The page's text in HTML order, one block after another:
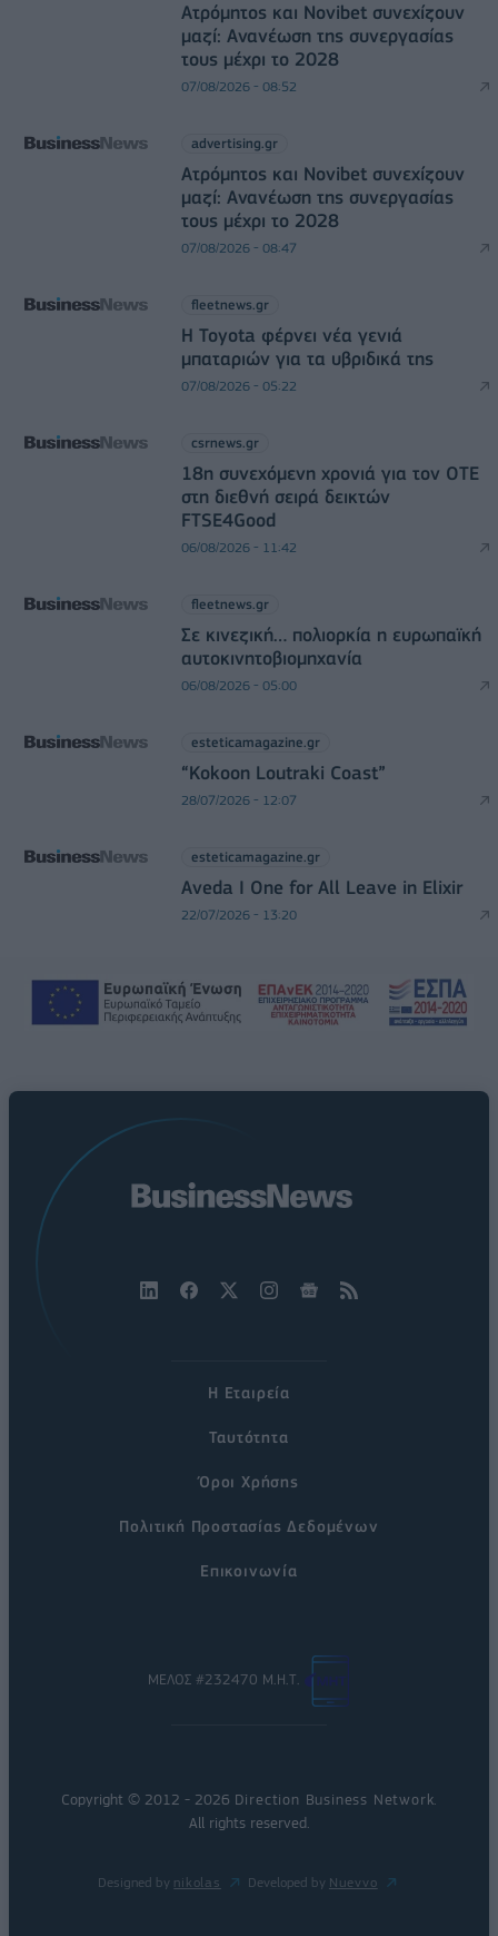
Ατρόμητος και Novibet συνεχίζουν
μαζί: Ανανέωση της συνεργασίας
τους μέχρι το 2028
07/08/2026 - 08:52
advertising.gr
Ατρόμητος και Novibet συνεχίζουν
μαζί: Ανανέωση της συνεργασίας
τους μέχρι το 2028
07/08/2026 - 08:47
fleetnews.gr
Η Toyota φέρνει νέα γενιά
μπαταριών για τα υβριδικά της
07/08/2026 - 05:22
csrnews.gr
18η συνεχόμενη χρονιά για τον ΟΤΕ
στη διεθνή σειρά δεικτών
FTSE4Good
06/08/2026 - 11:42
fleetnews.gr
Σε κινεζική… πολιορκία η ευρωπαϊκή
αυτοκινητοβιομηχανία
06/08/2026 - 05:00
esteticamagazine.gr
“Kokoon Loutraki Coast”
28/07/2026 - 12:07
esteticamagazine.gr
Aveda I One for All Leave in Elixir
22/07/2026 - 13:20
Η Εταιρεία
Ταυτότητα
Όροι Χρήσης
Πολιτική Προστασίας Δεδομένων
Επικοινωνία
ΜΕΛΟΣ #232470 Μ.Η.Τ.
Copyright © 2012 - 2026 Direction Business Network.
All rights reserved.
Designed by nikolas Developed by Nuevvo